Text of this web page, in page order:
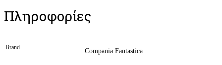
Πληροφορίες
Brand Compania Fantastica